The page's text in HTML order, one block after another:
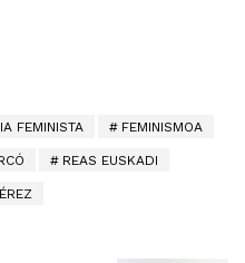
FEMINISTA FEMINISMOA
REAS EUSKADI